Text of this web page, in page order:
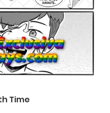
Time